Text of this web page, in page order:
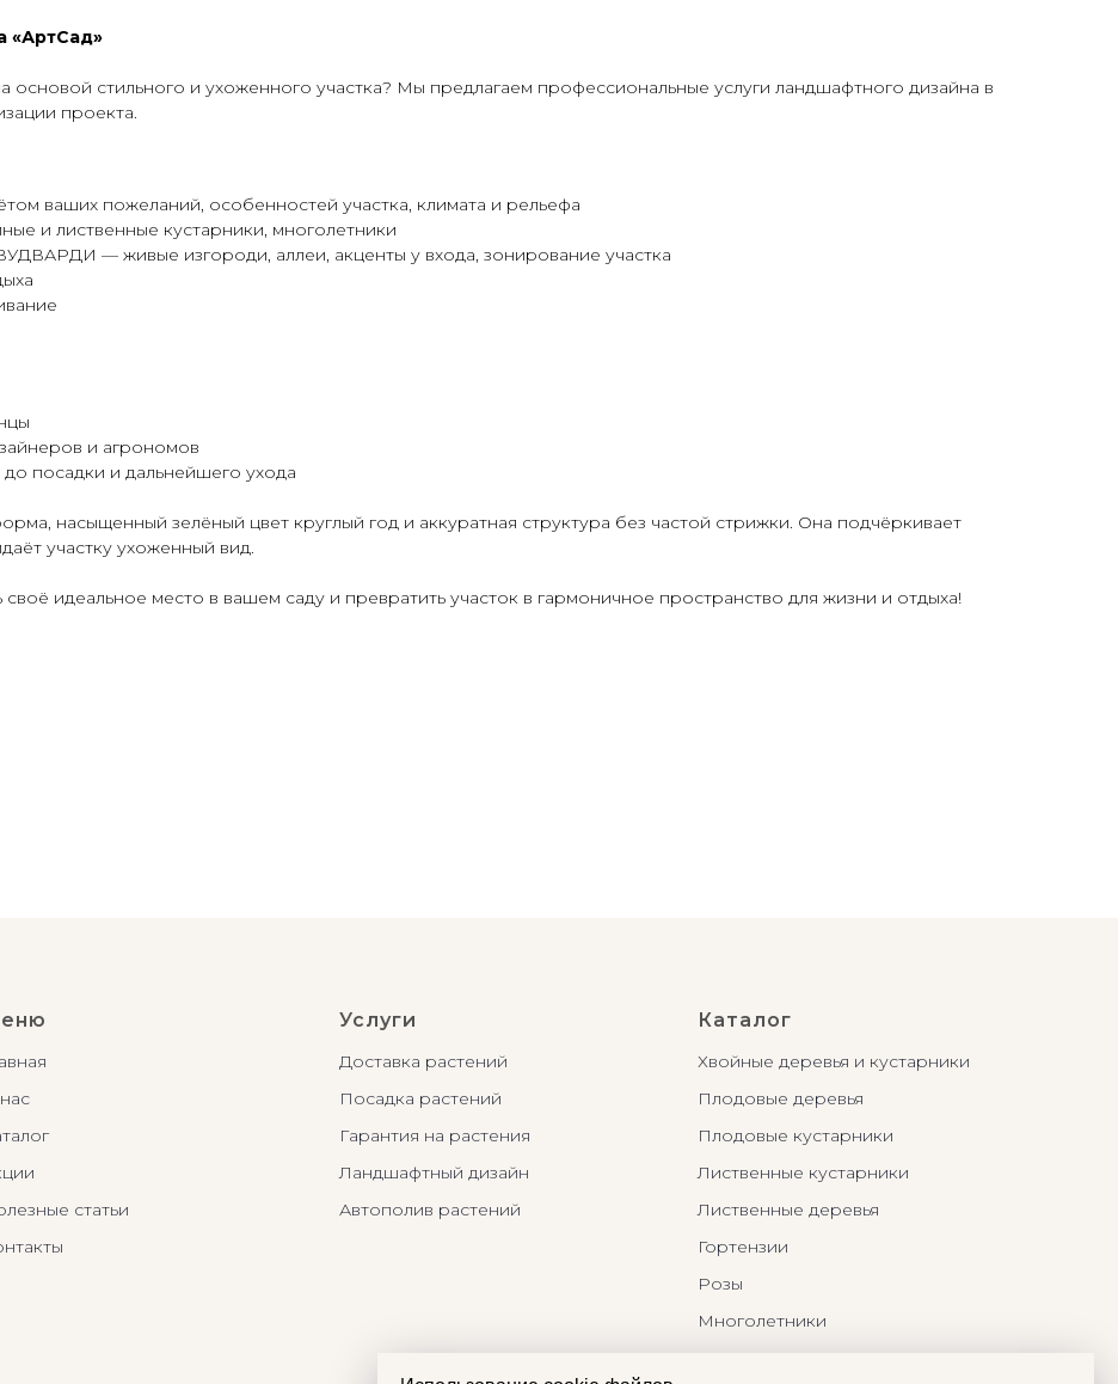
«АртСад»
основой стильного и ухоженного участка? Мы предлагаем профессиональные услуги ландшафтного дизайна в
проекта.
ваших пожеланий, особенностей участка, климата и рельефа
и лиственные кустарники, многолетники
— живые изгороди, аллеи, акценты у входа, зонирование участка
и агрономов
посадки и дальнейшего ухода
насыщенный зелёный цвет круглый год и аккуратная структура без частой стрижки. Она подчёркивает
участку ухоженный вид.
идеальное место в вашем саду и превратить участок в гармоничное пространство для жизни и отдыха!
статьи
Услуги
Доставка растений
Посадка растений
Гарантия на растения
Ландшафтный дизайн
Автополив растений
Каталог
Хвойные деревья и кустарники
Плодовые деревья
Плодовые кустарники
Лиственные кустарники
Лиственные деревья
Гортензии
Розы
Многолетники